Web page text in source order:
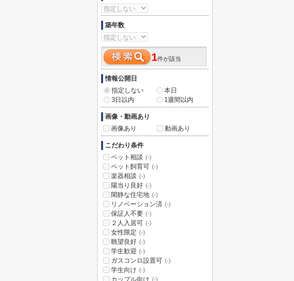
築年数
1件が該当
情報公開日
指定しない
本日
3日以内
1週間以内
画像・動画あり
画像あり
動画あり
こだわり条件
ペット相談 (-)
ペット飼育可 (-)
楽器相談 (-)
陽当り良好 (-)
閑静な住宅地 (-)
リノベーション済 (-)
保証人不要 (-)
２人入居可 (-)
女性限定 (-)
眺望良好 (-)
学生歓迎 (-)
ガスコンロ設置可 (-)
学生向け (-)
カップル向け (-)